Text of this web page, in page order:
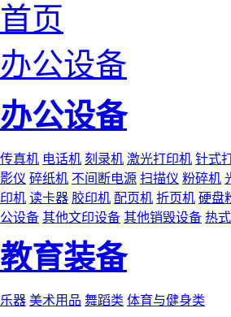
首页
办公设备
办公设备
传真机 电话机 刻录机 激光打印机 针式
影仪 碎纸机 不间断电源 扫描仪 粉碎机
印机 读卡器 胶印机 配页机 折页机 硬盘
公设备 其他文印设备 其他销毁设备 热
教育装备
乐器 美术用品 舞蹈类 体育与健身类